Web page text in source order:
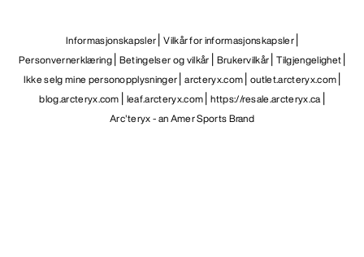
Informasjonskapsler Vilkår for informasjonskapsler
Personvernerklæring Betingelser og vilkår Brukervilkår Tilgjengelighet
Ikke selg mine personopplysninger arcteryx.com outlet.arcteryx.com
blog.arcteryx.com leaf.arcteryx.com https://resale.arcteryx.ca
Arc'teryx - an Amer Sports Brand